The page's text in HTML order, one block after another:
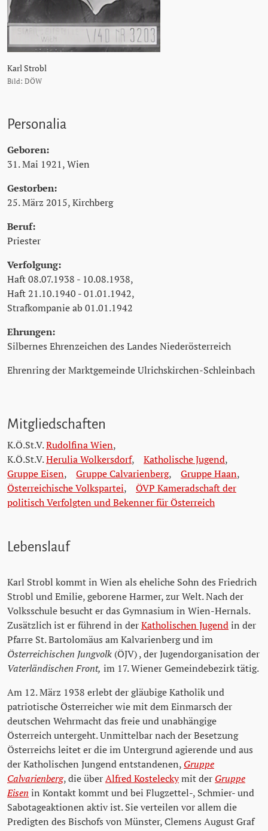
Karl Strobl
Bild: DÖW
Personalia
Geboren:
31. Mai 1921, Wien
Gestorben:
25. März 2015, Kirchberg
Beruf:
Priester
Verfolgung:
Haft 08.07.1938 - 10.08.1938,
Haft 21.10.1940 - 01.01.1942,
Strafkompanie ab 01.01.1942
Ehrungen:
Silbernes Ehrenzeichen des Landes Niederösterreich
Ehrenring der Marktgemeinde Ulrichskirchen-Schleinbach
Mitgliedschaften
K.Ö.St.V.Rudolfina Wien,
K.Ö.St.V.Herulia Wolkersdorf, Katholische Jugend,
Gruppe Eisen, Gruppe Calvarienberg, Gruppe Haan,
Österreichische Volkspartei, ÖVP Kameradschaft der
politisch Verfolgten und Bekenner für Österreich
Lebenslauf
Karl Strobl kommt in Wien als eheliche Sohn des Friedrich
Strobl und Emilie, geborene Harmer, zur Welt. Nach der
Volksschule besucht er das Gymnasium in Wien-Hernals.
Zusätzlich ist er führend in derKatholischen Jugendin der
Pfarre St. Bartolomäus am Kalvarienberg und im
Österreichischen Jungvolk (ÖJV) , der Jugendorganisation der
Vaterländischen Front, im 17. Wiener Gemeindebezirk tätig.
Am 12. März 1938 erlebt der gläubige Katholik und
patriotische Österreicher wie mit dem Einmarsch der
deutschen Wehrmacht das freie und unabhängige
Österreich untergeht. Unmittelbar nach der Besetzung
Österreichs leitet er die im Untergrund agierende und aus
der Katholischen Jungend entstandenen, Gruppe
Calvarienberg, die überAlfred Kosteleckymit der Gruppe
Eisen in Kontakt kommt und bei Flugzettel-, Schmier- und
Sabotageaktionen aktiv ist. Sie verteilen vor allem die
Predigten des Bischofs von Münster, Clemens August Graf